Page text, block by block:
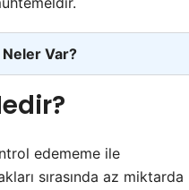
Var?
edememe ile
sırasında az miktarda